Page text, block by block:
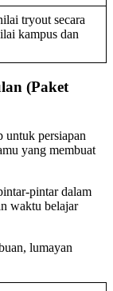
tryout secara
kampus dan
(Paket
untuk persiapan
yang membuat
pintar dalam
waktu belajar
lumayan